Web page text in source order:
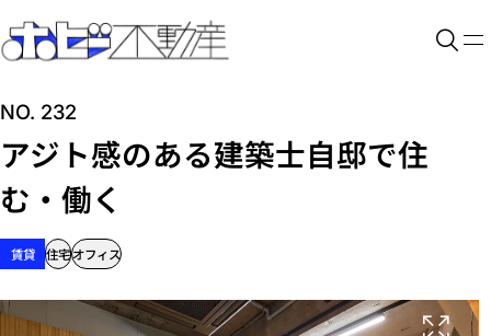
NO. 232
アジト感のある建築士自邸で住
む・働く
賃貸 住宅オフィス